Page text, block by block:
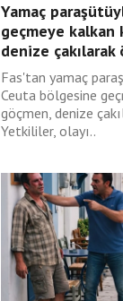
Yamaç
geçmeye kalkan
denize çakılarak
Fas'tan yamaç
Ceuta bölgesine
göçmen, denize
Yetkililer, olayı..